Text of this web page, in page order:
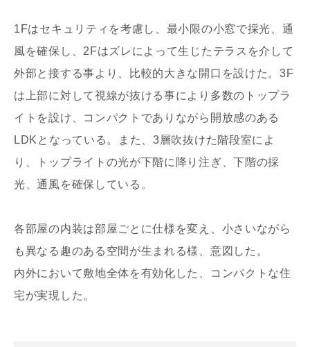
写真を拡大する
1Fはセキュリティを考慮し、最小限の小窓で採光、通
風を確保し、2Fはズレによって生じたテラスを介して
外部と接する事より、比較的大きな開口を設けた。3F
は上部に対して視線が抜ける事により多数のトップラ
イトを設け、コンパクトでありながら開放感のある
LDKとなっている。また、3層吹抜けた階段室によ
り、トップライトの光が下階に降り注ぎ、下階の採
光、通風を確保している。
各部屋の内装は部屋ごとに仕様を変え、小さいながら
も異なる趣のある空間が生まれる様、意図した。
内外において敷地全体を有効化した、コンパクトな住
宅が実現した。
お名前